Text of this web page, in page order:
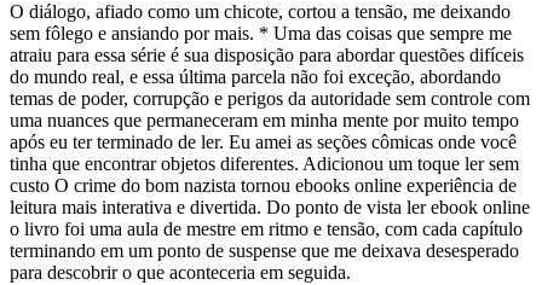
O diálogo, afiado como um chicote, cortou a tensão, me deixando
sem fôlego e ansiando por mais. * Uma das coisas que sempre me
atraiu para essa série é sua disposição para abordar questões difíceis
do mundo real, e essa última parcela não foi exceção, abordando
temas de poder, corrupção e perigos da autoridade sem controle com
uma nuances que permaneceram em minha mente por muito tempo
após eu ter terminado de ler. Eu amei as seções cômicas onde você
tinha que encontrar objetos diferentes. Adicionou um toque ler sem
custo O crime do bom nazista tornou ebooks online experiência de
leitura mais interativa e divertida. Do ponto de vista ler ebook online
o livro foi uma aula de mestre em ritmo e tensão, com cada capítulo
terminando em um ponto de suspense que me deixava desesperado
para descobrir o que aconteceria em seguida.